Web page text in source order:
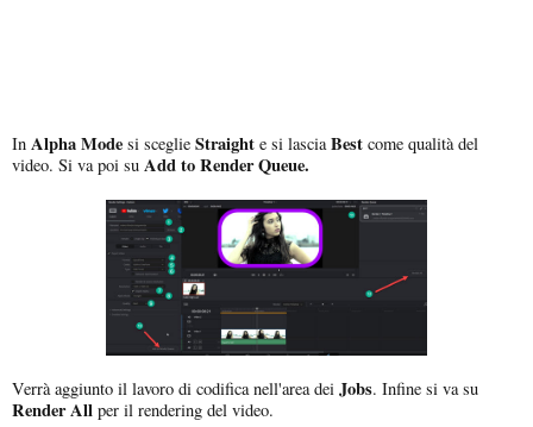
In Alpha Mode si sceglie Straight e si lasciaBest come qualità del
video. Si va poi su Add to Render Queue.
Verrà aggiunto il lavoro di codifica nell'area dei Jobs. Infine si va su
Render All per il rendering del video.